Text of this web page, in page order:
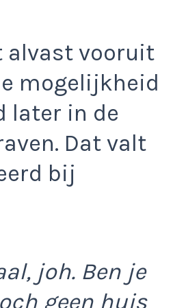
alvast vooruit
mogelijkheid
later in de
Dat valt
bij
joh. Ben je
geen huis